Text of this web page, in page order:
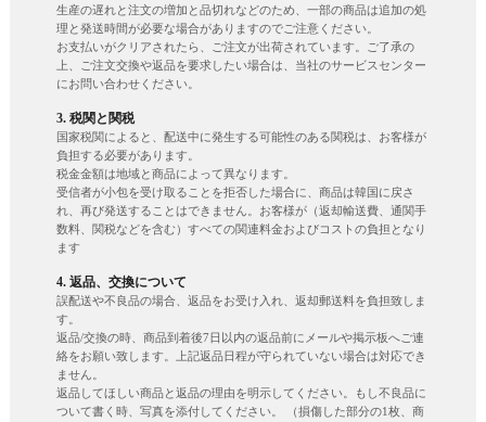
生産の遅れと注文の増加と品切れなどのため、一部の商品は追加の処
理と発送時間が必要な場合がありますのでご注意ください。
お支払いがクリアされたら、ご注文が出荷されています。ご了承の
上、ご注文交換や返品を要求したい場合は、当社のサービスセンター
にお問い合わせください。
3. 税関と関税
国家税関によると、配送中に発生する可能性のある関税は、お客様が
負担する必要があります。
税金金額は地域と商品によって異なります。
受信者が小包を受け取ることを拒否した場合に、商品は韓国に戻さ
れ、再び発送することはできません。お客様が（返却輸送費、通関手
数料、関税などを含む）すべての関連料金およびコストの負担となり
ます
4. 返品、交換について
誤配送や不良品の場合、返品をお受け入れ、返却郵送料を負担致しま
す。
返品/交換の時、商品到着後7日以内の返品前にメールや掲示板へご連
絡をお願い致します。上記返品日程が守られていない場合は対応でき
ません。
返品してほしい商品と返品の理由を明示してください。もし不良品に
ついて書く時、写真を添付してください。 （損傷した部分の1枚、商